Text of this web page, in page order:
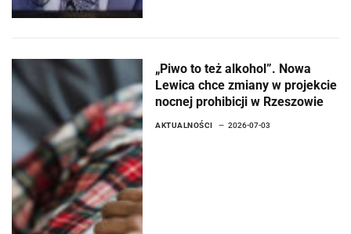
„Piwo to też alkohol”. Nowa
Lewica chce zmiany w projekcie
nocnej prohibicji w Rzeszowie
AKTUALNOŚCI 2026-07-03